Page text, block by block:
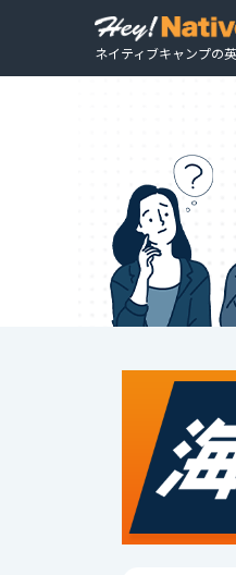
ネイティブキャンプの